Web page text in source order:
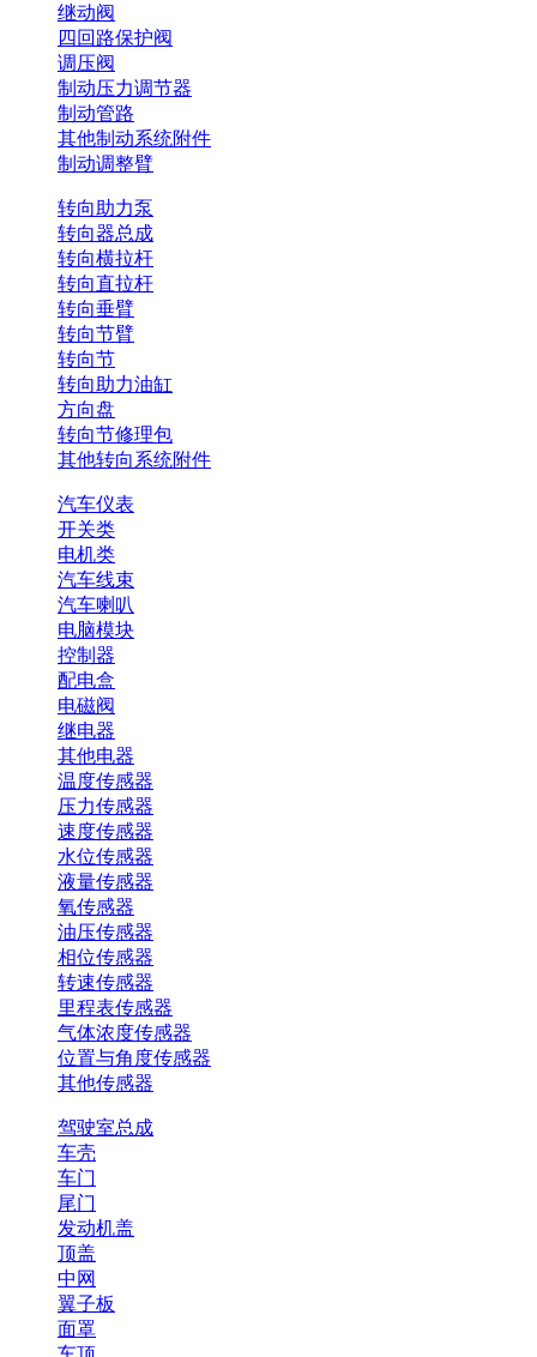
继动阀
四回路保护阀
调压阀
制动压力调节器
制动管路
其他制动系统附件
制动调整臂
转向助力泵
转向器总成
转向横拉杆
转向直拉杆
转向垂臂
转向节臂
转向节
转向助力油缸
方向盘
转向节修理包
其他转向系统附件
汽车仪表
开关类
电机类
汽车线束
汽车喇叭
电脑模块
控制器
配电盒
电磁阀
继电器
其他电器
温度传感器
压力传感器
速度传感器
水位传感器
液量传感器
氧传感器
油压传感器
相位传感器
转速传感器
里程表传感器
气体浓度传感器
位置与角度传感器
其他传感器
驾驶室总成
车壳
车门
尾门
发动机盖
顶盖
中网
翼子板
面罩